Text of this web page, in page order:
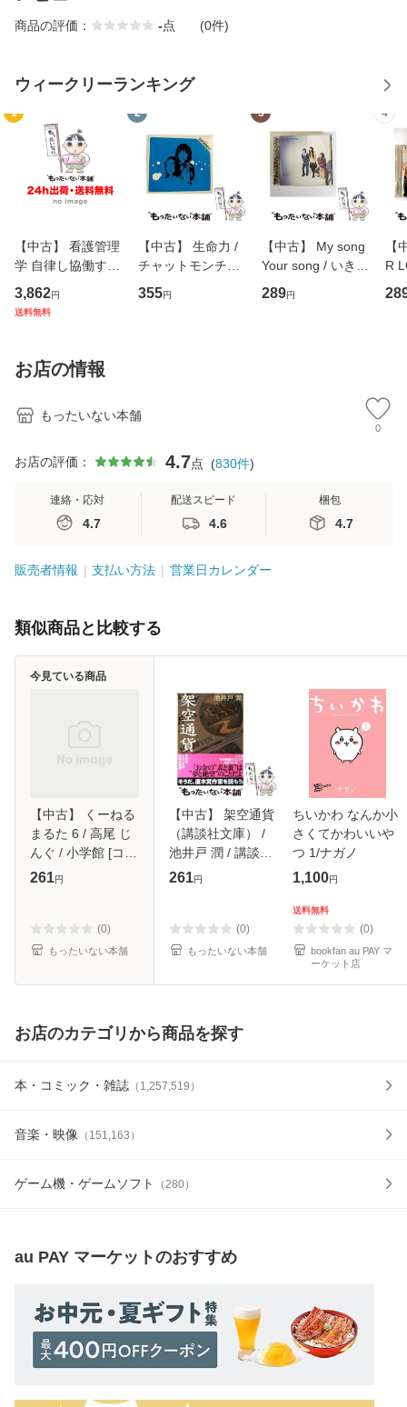
商品の評価： -点 (0件)
ウィークリーランキング
1
【中古】 看護管理
学 自律し協働する
専門職の看護マネ
ジメントスキル 改
恵 藤本幸三 / 南江
堂 [単行
3,862円
送料無料
2
【中古】 生命力 /
チャットモンチー /
キューンレコード
[CD]【メール便送
355円
3
【中古】 My song
Your song / いきも
のがかり / [CD]
【メール便送料無
289円
4
【
R
産
お店の情報
もったいない本舗
0
お店の評価： 4.7点 (830件)
連絡・応対
4.7
配送スピード
4.6
梱包
4.7
販売者情報 支払い方法 営業日カレンダー
類似商品と比較する
【中古】 くーねる
まるた 6 / 高尾 じ
んぐ / 小学館 [コミ
ック]【メール便送
261円
(0)
もったいない本舗
今見ている商品
【中古】 架空通貨
（講談社文庫） /
池井戸 潤 / 講談社
[文庫]【メール便送
261円
(0)
もったいない本舗
ちいかわ なんか小
さくてかわいいや
つ 1/ナガノ
1,100円
送料無料
(0)
bookfan au PAY マ
ーケット店
お店のカテゴリから商品を探す
本・コミック・雑誌 （ 1,257,519 ）
音楽・映像 （ 151,163 ）
ゲーム機・ゲームソフト （280）
au PAY マーケットのおすすめ